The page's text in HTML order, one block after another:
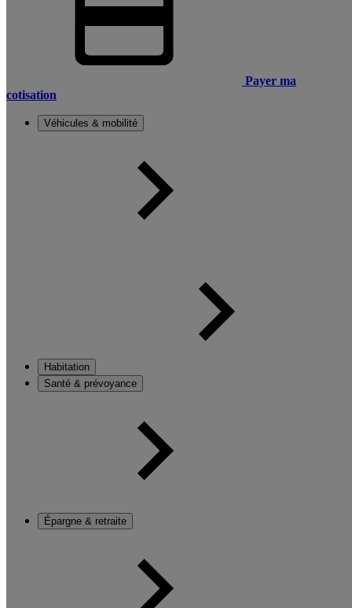
Payer ma
cotisation
Véhicules & mobilité
Habitation
Santé & prévoyance
Épargne & retraite